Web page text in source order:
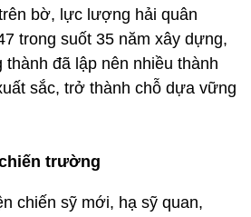
bờ, lực lượng hải quân
trong suốt 35 năm xây dựng,
đã lập nên nhiều thành
sắc, trở thành chỗ dựa vững
trường
chiến sỹ mới, hạ sỹ quan,